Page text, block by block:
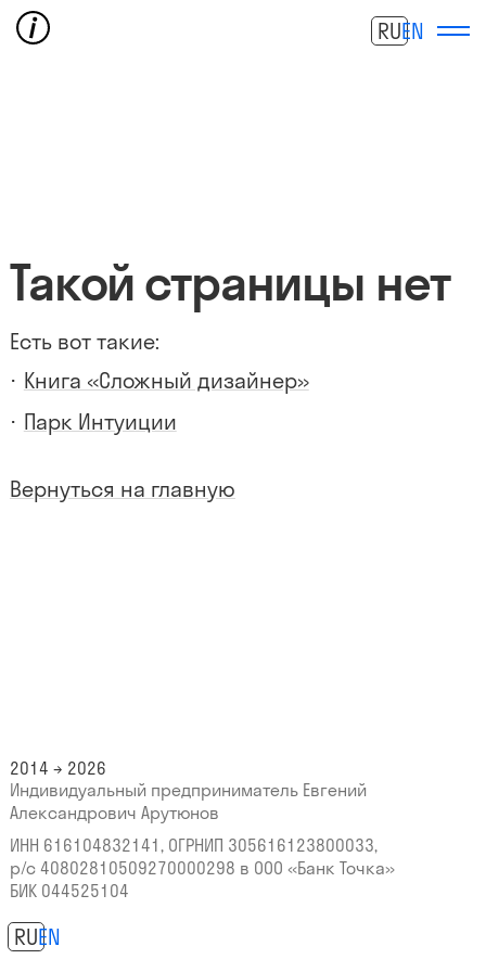
RUEN
Такой страницы нет
Есть вот такие:
Книга «Сложный дизайнер»
Парк Интуиции
Вернуться на главную
2014 → 2026
Индивидуальный предприниматель Евгений
Александрович Арутюнов
ИНН 616104832141, ОГРНИП 305616123800033,
р/с 40802810509270000298 в ООО «Банк Точка»
БИК 044525104
RUEN